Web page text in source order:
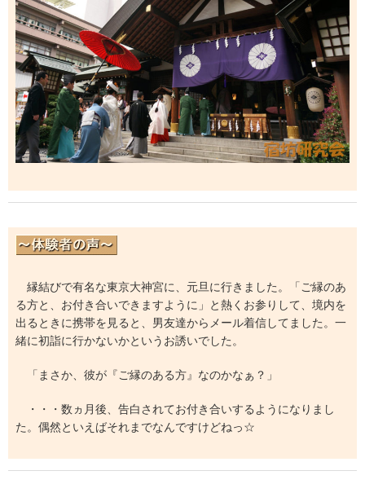
縁結びで有名な東京大神宮に、元旦に行きました。「ご縁のあ
る方と、お付き合いできますように」と熱くお参りして、境内を
出るときに携帯を見ると、男友達からメール着信してました。一
緒に初詣に行かないかというお誘いでした。
「まさか、彼が『ご縁のある方』なのかなぁ？」
・・・数ヵ月後、告白されてお付き合いするようになりまし
た。偶然といえばそれまでなんですけどねっ☆